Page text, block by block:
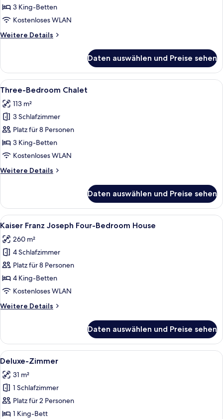
Joseph
Three-
House
3 King-Betten
Kostenloses WLAN
Weitere Details
Weitere
Franz
Joseph
Three-
House
Daten auswählen und Preise sehen
Alle
Fotos
für
Three-
Bedroom
Chalet
anzeigen
Three-Bedroom Chalet |
4
Three-Bedroom Chalet
113 m²
3 Schlafzimmer
Platz für 8 Personen
3 King-Betten
Kostenloses WLAN
Weitere Details
Weitere
Bedroom
Chalet
Daten auswählen und Preise sehen
Alle
Fotos
für
Kaiser
Franz
Joseph
Four-
House
Ein Hotelzimmer mit einem großen
5
Kaiser Franz Joseph Four-Bedroom House
260 m²
4 Schlafzimmer
Platz für 8 Personen
4 King-Betten
Kostenloses WLAN
Weitere Details
Weitere
Franz
Joseph
Four-
House
Daten auswählen und Preise sehen
Alle
Fotos
für
Deluxe-
Zimmer
anzeigen
Deluxe-Zimmer | Hochwertige
6
Deluxe-Zimmer
31 m²
1 Schlafzimmer
Platz für 2 Personen
1 King-Bett